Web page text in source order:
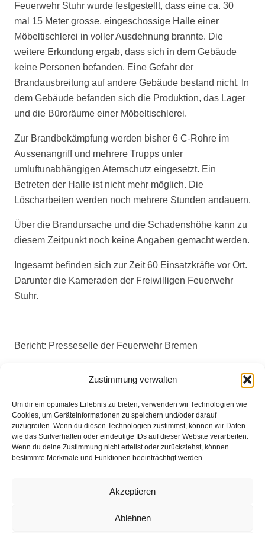
Zustimmung verwalten
Um dir ein optimales Erlebnis zu bieten, verwenden wir Technologien wie
Cookies, um Geräteinformationen zu speichern und/oder darauf
zuzugreifen. Wenn du diesen Technologien zustimmst, können wir Daten
wie das Surfverhalten oder eindeutige IDs auf dieser Website verarbeiten.
Wenn du deine Zustimmung nicht erteilst oder zurückziehst, können
bestimmte Merkmale und Funktionen beeinträchtigt werden.
Akzeptieren
Ablehnen
Feuerwehr Stuhr wurde festgestellt, dass eine ca. 30
mal 15 Meter grosse, eingeschossige Halle einer
Möbeltischlerei in voller Ausdehnung brannte. Die
weitere Erkundung ergab, dass sich in dem Gebäude
keine Personen befanden. Eine Gefahr der
Brandausbreitung auf andere Gebäude bestand nicht. In
dem Gebäude befanden sich die Produktion, das Lager
und die Büroräume einer Möbeltischlerei.
Zur Brandbekämpfung werden bisher 6 C-Rohre im
Aussenangriff und mehrere Trupps unter
umluftunabhängigen Atemschutz eingesetzt. Ein
Betreten der Halle ist nicht mehr möglich. Die
Löscharbeiten werden noch mehrere Stunden andauern.
Über die Brandursache und die Schadenshöhe kann zu
diesem Zeitpunkt noch keine Angaben gemacht werden.
Ingesamt befinden sich zur Zeit 60 Einsatzkräfte vor Ort.
Darunter die Kameraden der Freiwilligen Feuerwehr
Stuhr.
Bericht: Presseselle der Feuerwehr Bremen
Eingesetzte Kräfte : Feuerwehr Stuhr +++ Polizei +++
Berufsfeuerwehr Bremen